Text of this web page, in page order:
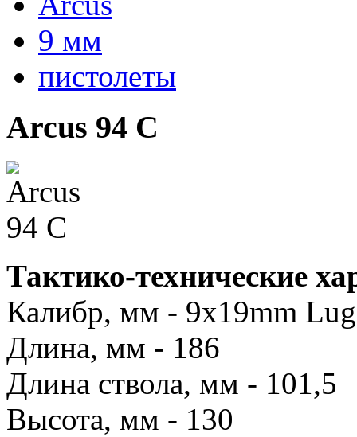
9 мм
пистолеты
Arcus 94 С
Тактико-технические
Калибр, мм - 9x19mm
Длина, мм - 186
Длина ствола, мм - 101,5
Высота, мм - 130